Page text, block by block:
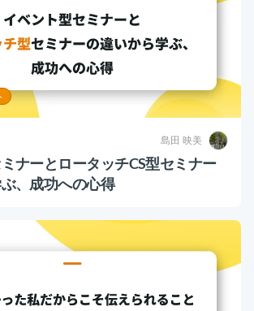
島田 映美
ナーとロータッチCS型セミナー
、成功への心得